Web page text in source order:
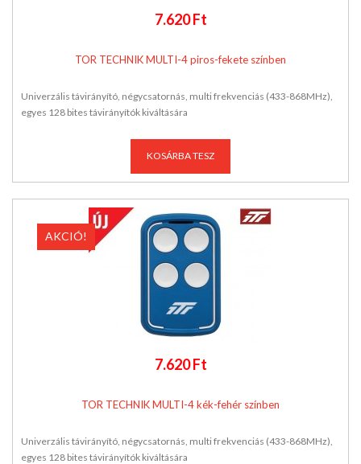
7.620 Ft
TOR TECHNIK MULTI-4 piros-fekete színben
Univerzális távirányító, négycsatornás, multi frekvenciás (433-868MHz),
egyes 128 bites távirányítók kiváltására
KOSÁRBA TESZ
AKCIÓ!
7.620 Ft
TOR TECHNIK MULTI-4 kék-fehér színben
Univerzális távirányító, négycsatornás, multi frekvenciás (433-868MHz),
egyes 128 bites távirányítók kiváltására